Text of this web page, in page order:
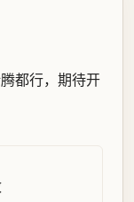
都行，期待开